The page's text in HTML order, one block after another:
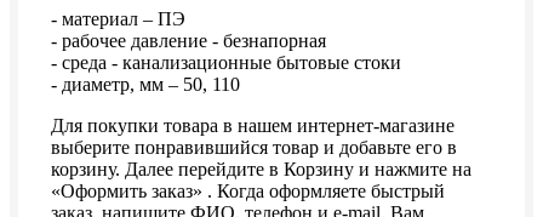
- материал – ПЭ
- рабочее давление - безнапорная
- среда - канализационные бытовые стоки
- диаметр, мм – 50, 110
Для покупки товара в нашем интернет-магазине
выберите понравившийся товар и добавьте его в
корзину. Далее перейдите в Корзину и нажмите на
«Оформить заказ» . Когда оформляете быстрый
заказ, напишите ФИО, телефон и e-mail. Вам